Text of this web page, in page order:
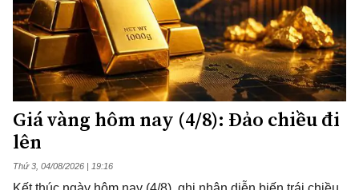
Giá vàng hôm nay (4/8): Đảo chiều đi
lên
Thứ 3, 04/08/2026 | 19:16